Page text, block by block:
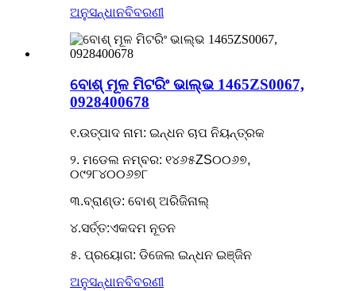
ଅନୁସନ୍ଧାନବିବରଣୀ
ବୋଶ୍ ମୂଳ ମିଟରିଂ ଭାଲ୍ଭ 1465ZS0067,
0928400678
୧.ଉତ୍ପାଦ ନାମ: ଇନ୍ଧନ ଚାପ ନିୟନ୍ତ୍ରକ
୨. ମଡେଲ ନମ୍ବର: ୧୪୬୫ZS୦୦୬୭,
୦୯୨୮୪୦୦୬୭୮
୩.ବ୍ରାଣ୍ଡ: ବୋଶ୍ ଅରିଜିନାଲ୍
୪.ସର୍ତ୍ତ:ଏକଦମ ନୂତନ
୫. ପ୍ରୟୋଗ: ଡିଜେଲ ଇନ୍ଧନ ଇଞ୍ଜିନ
ଅନୁସନ୍ଧାନବିବରଣୀ